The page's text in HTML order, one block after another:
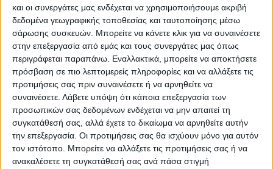
και οι συνεργάτες μας ενδέχεται να χρησιμοποιήσουμε ακριβή
δεδομένα γεωγραφικής τοποθεσίας και ταυτοποίησης μέσω
σάρωσης συσκευών. Μπορείτε να κάνετε κλικ για να συναινέσετε
στην επεξεργασία από εμάς και τους συνεργάτες μας όπως
περιγράφεται παραπάνω. Εναλλακτικά, μπορείτε να αποκτήσετε
πρόσβαση σε πιο λεπτομερείς πληροφορίες και να αλλάξετε τις
προτιμήσεις σας πριν συναινέσετε ή να αρνηθείτε να
συναινέσετε. Λάβετε υπόψη ότι κάποια επεξεργασία των
προσωπικών σας δεδομένων ενδέχεται να μην απαιτεί τη
συγκατάθεσή σας, αλλά έχετε το δικαίωμα να αρνηθείτε αυτήν
την επεξεργασία. Οι προτιμήσεις σας θα ισχύουν μόνο για αυτόν
τον ιστότοπο. Μπορείτε να αλλάξετε τις προτιμήσεις σας ή να
ανακαλέσετε τη συγκατάθεσή σας ανά πάσα στιγμή
ΠΑΡΟΜΟΙΑ ΑΡΘΡΑ